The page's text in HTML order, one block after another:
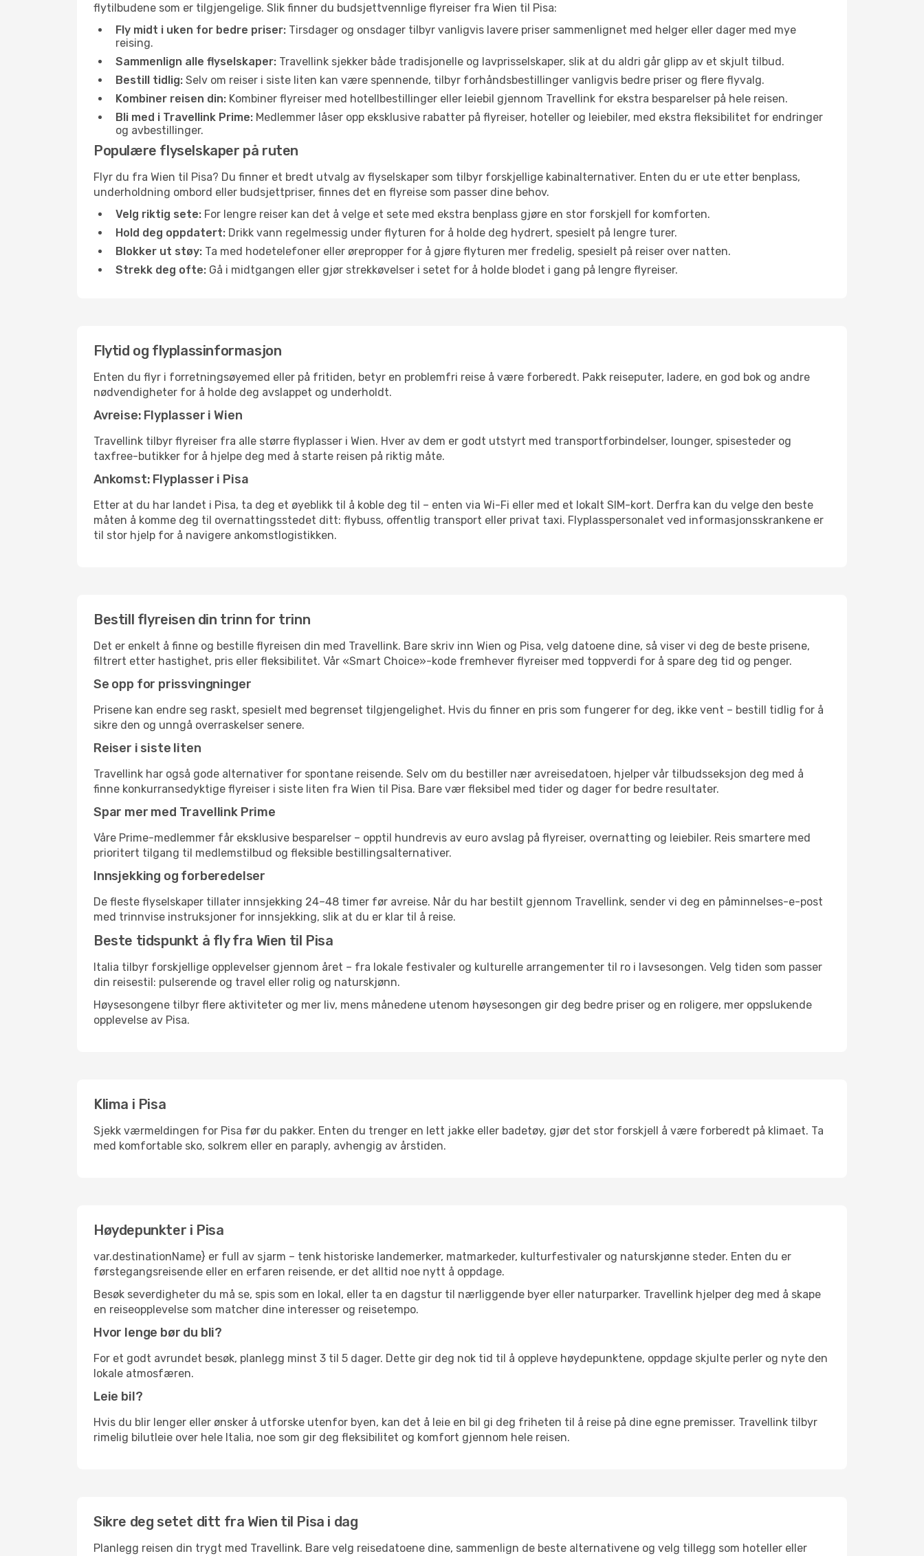
flytilbudene som er tilgjengelige. Slik finner du budsjettvennlige flyreiser fra Wien til Pisa:
Fly midt i uken for bedre priser: Tirsdager og onsdager tilbyr vanligvis lavere priser sammenlignet med helger eller dager med mye
reising.
Sammenlign alle flyselskaper: Travellink sjekker både tradisjonelle og lavprisselskaper, slik at du aldri går glipp av et skjult tilbud.
Bestill tidlig: Selv om reiser i siste liten kan være spennende, tilbyr forhåndsbestillinger vanligvis bedre priser og flere flyvalg.
Kombiner reisen din: Kombiner flyreiser med hotellbestillinger eller leiebil gjennom Travellink for ekstra besparelser på hele reisen.
Bli med i Travellink Prime: Medlemmer låser opp eksklusive rabatter på flyreiser, hoteller og leiebiler, med ekstra fleksibilitet for endringer
og avbestillinger.
Populære flyselskaper på ruten
Flyr du fra Wien til Pisa? Du finner et bredt utvalg av flyselskaper som tilbyr forskjellige kabinalternativer. Enten du er ute etter benplass,
underholdning ombord eller budsjettpriser, finnes det en flyreise som passer dine behov.
Velg riktig sete: For lengre reiser kan det å velge et sete med ekstra benplass gjøre en stor forskjell for komforten.
Hold deg oppdatert: Drikk vann regelmessig under flyturen for å holde deg hydrert, spesielt på lengre turer.
Blokker ut støy: Ta med hodetelefoner eller ørepropper for å gjøre flyturen mer fredelig, spesielt på reiser over natten.
Strekk deg ofte: Gå i midtgangen eller gjør strekkøvelser i setet for å holde blodet i gang på lengre flyreiser.
Flytid og flyplassinformasjon
Enten du flyr i forretningsøyemed eller på fritiden, betyr en problemfri reise å være forberedt. Pakk reiseputer, ladere, en god bok og andre
nødvendigheter for å holde deg avslappet og underholdt.
Avreise: Flyplasser i Wien
Travellink tilbyr flyreiser fra alle større flyplasser i Wien. Hver av dem er godt utstyrt med transportforbindelser, lounger, spisesteder og
taxfree-butikker for å hjelpe deg med å starte reisen på riktig måte.
Ankomst: Flyplasser i Pisa
Etter at du har landet i Pisa, ta deg et øyeblikk til å koble deg til – enten via Wi-Fi eller med et lokalt SIM-kort. Derfra kan du velge den beste
måten å komme deg til overnattingsstedet ditt: flybuss, offentlig transport eller privat taxi. Flyplasspersonalet ved informasjonsskrankene er
til stor hjelp for å navigere ankomstlogistikken.
Bestill flyreisen din trinn for trinn
Det er enkelt å finne og bestille flyreisen din med Travellink. Bare skriv inn Wien og Pisa, velg datoene dine, så viser vi deg de beste prisene,
filtrert etter hastighet, pris eller fleksibilitet. Vår «Smart Choice»-kode fremhever flyreiser med toppverdi for å spare deg tid og penger.
Se opp for prissvingninger
Prisene kan endre seg raskt, spesielt med begrenset tilgjengelighet. Hvis du finner en pris som fungerer for deg, ikke vent – bestill tidlig for å
sikre den og unngå overraskelser senere.
Reiser i siste liten
Travellink har også gode alternativer for spontane reisende. Selv om du bestiller nær avreisedatoen, hjelper vår tilbudsseksjon deg med å
finne konkurransedyktige flyreiser i siste liten fra Wien til Pisa. Bare vær fleksibel med tider og dager for bedre resultater.
Spar mer med Travellink Prime
Våre Prime-medlemmer får eksklusive besparelser – opptil hundrevis av euro avslag på flyreiser, overnatting og leiebiler. Reis smartere med
prioritert tilgang til medlemstilbud og fleksible bestillingsalternativer.
Innsjekking og forberedelser
De fleste flyselskaper tillater innsjekking 24–48 timer før avreise. Når du har bestilt gjennom Travellink, sender vi deg en påminnelses-e-post
med trinnvise instruksjoner for innsjekking, slik at du er klar til å reise.
Beste tidspunkt å fly fra Wien til Pisa
Italia tilbyr forskjellige opplevelser gjennom året – fra lokale festivaler og kulturelle arrangementer til ro i lavsesongen. Velg tiden som passer
din reisestil: pulserende og travel eller rolig og naturskjønn.
Høysesongene tilbyr flere aktiviteter og mer liv, mens månedene utenom høysesongen gir deg bedre priser og en roligere, mer oppslukende
opplevelse av Pisa.
Klima i Pisa
Sjekk værmeldingen for Pisa før du pakker. Enten du trenger en lett jakke eller badetøy, gjør det stor forskjell å være forberedt på klimaet. Ta
med komfortable sko, solkrem eller en paraply, avhengig av årstiden.
Høydepunkter i Pisa
var.destinationName} er full av sjarm – tenk historiske landemerker, matmarkeder, kulturfestivaler og naturskjønne steder. Enten du er
førstegangsreisende eller en erfaren reisende, er det alltid noe nytt å oppdage.
Besøk severdigheter du må se, spis som en lokal, eller ta en dagstur til nærliggende byer eller naturparker. Travellink hjelper deg med å skape
en reiseopplevelse som matcher dine interesser og reisetempo.
Hvor lenge bør du bli?
For et godt avrundet besøk, planlegg minst 3 til 5 dager. Dette gir deg nok tid til å oppleve høydepunktene, oppdage skjulte perler og nyte den
lokale atmosfæren.
Leie bil?
Hvis du blir lenger eller ønsker å utforske utenfor byen, kan det å leie en bil gi deg friheten til å reise på dine egne premisser. Travellink tilbyr
rimelig bilutleie over hele Italia, noe som gir deg fleksibilitet og komfort gjennom hele reisen.
Sikre deg setet ditt fra Wien til Pisa i dag
Planlegg reisen din trygt med Travellink. Bare velg reisedatoene dine, sammenlign de beste alternativene og velg tillegg som hoteller eller